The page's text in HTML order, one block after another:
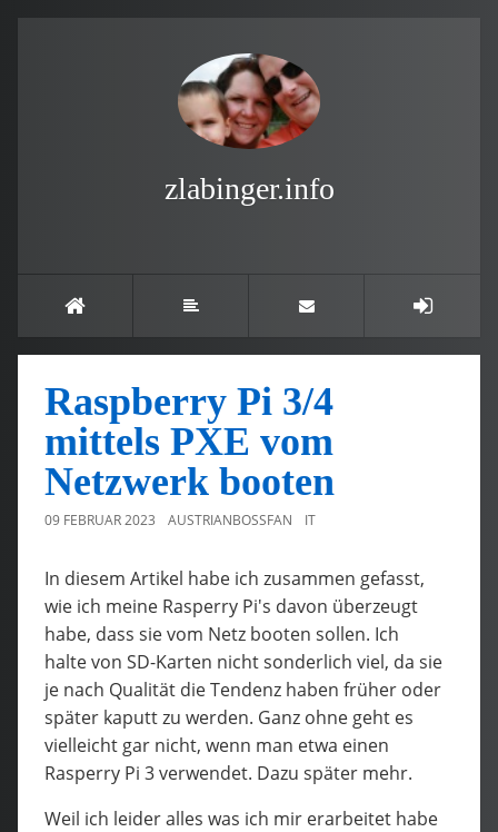
zlabinger.info
Raspberry Pi 3/4
mittels PXE vom
Netzwerk booten
09 FEBRUAR 2023 AUSTRIANBOSSFAN IT
In diesem Artikel habe ich zusammen gefasst,
wie ich meine Rasperry Pi's davon überzeugt
habe, dass sie vom Netz booten sollen. Ich
halte von SD-Karten nicht sonderlich viel, da sie
je nach Qualität die Tendenz haben früher oder
später kaputt zu werden. Ganz ohne geht es
vielleicht gar nicht, wenn man etwa einen
Rasperry Pi 3 verwendet. Dazu später mehr.
Weil ich leider alles was ich mir erarbeitet habe